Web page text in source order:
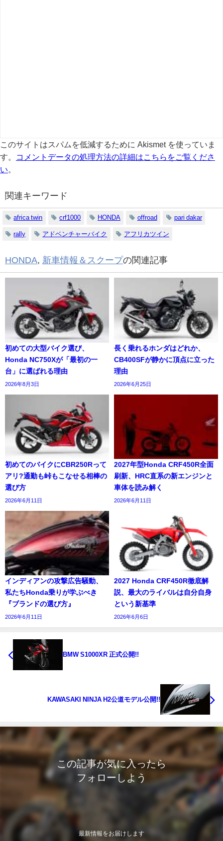
このサイトはスパムを低減するために Akismet を使っていま
す。
コメントデータの処理方法の詳細はこちらをご覧くださ
い
関連キーワード
africa twin crf1000 HONDA offroad pari dakar
rally アドベンチャーバイク アフリカツイン
HONDA, 新車情報＆スクープの関連記事
初めての大型バイク選び、
Honda NC750Xが「最初の一
台」に選ばれる理由
2026年8月3日
長く乗れるホンダはどれか、
CB400SFが静かに頂点に立った
理由
2026年6月25日
初めてのバイクにCBR250Rって
アリ?通勤も峠もこなせる相棒の
選び方
2026年6月11日
2027年型Honda CRF450R全面
刷新、HRC直系の新エンジンと
車体を読み解く
2026年6月11日
インディアンの攻撃広告騒動、
私たちHonda乗りが学ぶべき
『ブランドの選び方』
2026年6月11日
2027 Honda CRF450R徹底解
説、最大のライバルは自分自身
という新基準
2026年6月6日
BMW S1000XR 正式公開!!
KAWASAKI NINJA H2公道モデル公開!!
この記事が気に入ったら
フォローしよう
最新情報をお届けします